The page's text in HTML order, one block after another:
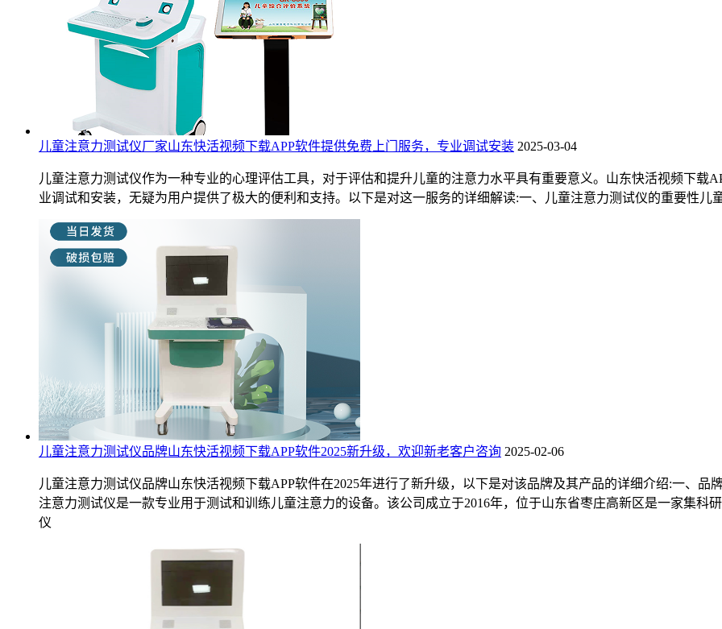
儿童注意力测试仪厂家山东快活视频下载APP软件提供免费上门服务，专业调试安装 2025-03-04
儿童注意力测试仪作为一种专业的心理评估工具，对于评估和提升儿童的注意力水平具有重要意义。山东快活视频下载
业调试和安装，无疑为用户提供了极大的便利和支持。以下是对这一服务的详细解读:一、儿童注意力测试仪的重要性
儿童注意力测试仪品牌山东快活视频下载APP软件2025新升级，欢迎新老客户咨询 2025-02-06
儿童注意力测试仪品牌山东快活视频下载APP软件在2025年进行了新升级，以下是对该品牌及其产品的详细介绍:一、
注意力测试仪是一款专业用于测试和训练儿童注意力的设备。该公司成立于2016年，位于山东省枣庄高新区是一家集科
仪